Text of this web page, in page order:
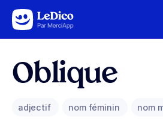
Aller au contenu
Oblique
adjectif nom féminin nom